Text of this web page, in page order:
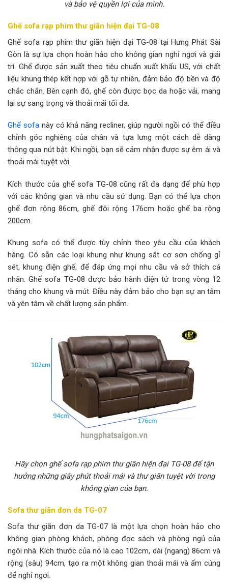
và bảo vệ quyền lợi của mình.
Ghế sofa rạp phim thư giãn hiện đại TG-08
Ghế sofa rạp phim thư giãn hiện đại TG-08 tại Hưng Phát Sài
Gòn là sự lựa chọn hoàn hảo cho không gian nghỉ ngơi và giải
trí. Ghế được sản xuất theo tiêu chuẩn xuất khẩu US, với chất
liệu khung thép kết hợp với gỗ tự nhiên, đảm bảo độ bền và độ
chắc chắn. Bên cạnh đó, ghế còn được bọc da hoặc vải, mang
lại sự sang trọng và thoải mái tối đa.
Ghế sofanày có khả năng recliner, giúp người ngồi có thể điều
chỉnh góc nghiêng của chân và tựa lưng một cách dễ dàng
thông qua nút bật. Khi ngồi, bạn sẽ cảm nhận được sự êm ái và
thoải mái tuyệt vời.
Kích thước của ghế sofa TG-08 cũng rất đa dạng để phù hợp
với các không gian và nhu cầu sử dụng. Bạn có thể lựa chọn
ghế đơn rộng 86cm, ghế đôi rộng 176cm hoặc ghế ba rộng
200cm.
Khung sofa có thể được tùy chỉnh theo yêu cầu của khách
hàng. Có sẵn các loại khung như khung sắt cơ sơn chống gỉ
sét, khung điện ghế, để đáp ứng mọi nhu cầu và sở thích cá
nhân. Ghế sofa TG-08 được bảo hành điện tử trong vòng 12
tháng cho khung và mút. Điều này đảm bảo cho bạn sự an tâm
và yên tâm về chất lượng sản phẩm.
Hãy chọn ghế sofa rạp phim thư giãn hiện đại TG-08 để tận
hưởng những giây phút thoải mái và thư giãn tuyệt vời trong
không gian của bạn.
Sofa thư giãn đơn da TG-07
Sofa thư giãn đơn da TG-07 là một lựa chọn hoàn hảo cho
không gian phòng khách, phòng đọc sách và phòng ngủ của
ngôi nhà. Kích thước của nó là cao 102cm, dài (ngang) 86cm và
rộng (sâu) 94cm, tạo ra một không gian thoải mái và ấm cúng
để nghỉ ngơi.